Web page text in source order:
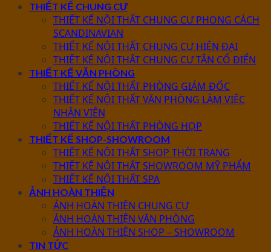
THIẾT KẾ CHUNG CƯ
THIẾT KẾ NỘI THẤT CHUNG CƯ PHONG CÁCH
SCANDINAVIAN
THIẾT KẾ NỘI THẤT CHUNG CƯ HIỆN ĐẠI
THIẾT KẾ NỘI THẤT CHUNG CƯ TÂN CỔ ĐIỂN
THIẾT KẾ VĂN PHÒNG
THIẾT KẾ NỘI THẤT PHÒNG GIÁM ĐỐC
THIẾT KẾ NỘI THẤT VĂN PHÒNG LÀM VIỆC
NHÂN VIÊN
THIẾT KẾ NỘI THẤT PHÒNG HỌP
THIẾT KẾ SHOP-SHOWROOM
THIẾT KẾ NỘI THẤT SHOP THỜI TRANG
THIẾT KẾ NỘI THẤT SHOWROOM MỸ PHẨM
THIẾT KẾ NỘI THẤT SPA
ẢNH HOÀN THIỆN
ẢNH HOÀN THIỆN CHUNG CƯ
ẢNH HOÀN THIỆN VĂN PHÒNG
ẢNH HOÀN THIỆN SHOP – SHOWROOM
TIN TỨC